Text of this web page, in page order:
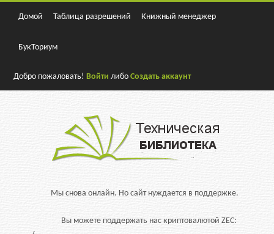
Домой Таблица разрешений Книжный менеджер
БукТориум
Добро пожаловать!Войти либоСоздать аккаунт
Мы снова онлайн. Но сайт нуждается в поддержке.
Вы можете поддержать нас криптовалютой ZEC: